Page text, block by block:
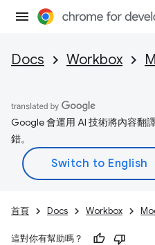
Docs Workbox
Google 會運用 AI 技術將內容翻
錯。
首頁 Docs Workbox
這對你有幫助嗎？